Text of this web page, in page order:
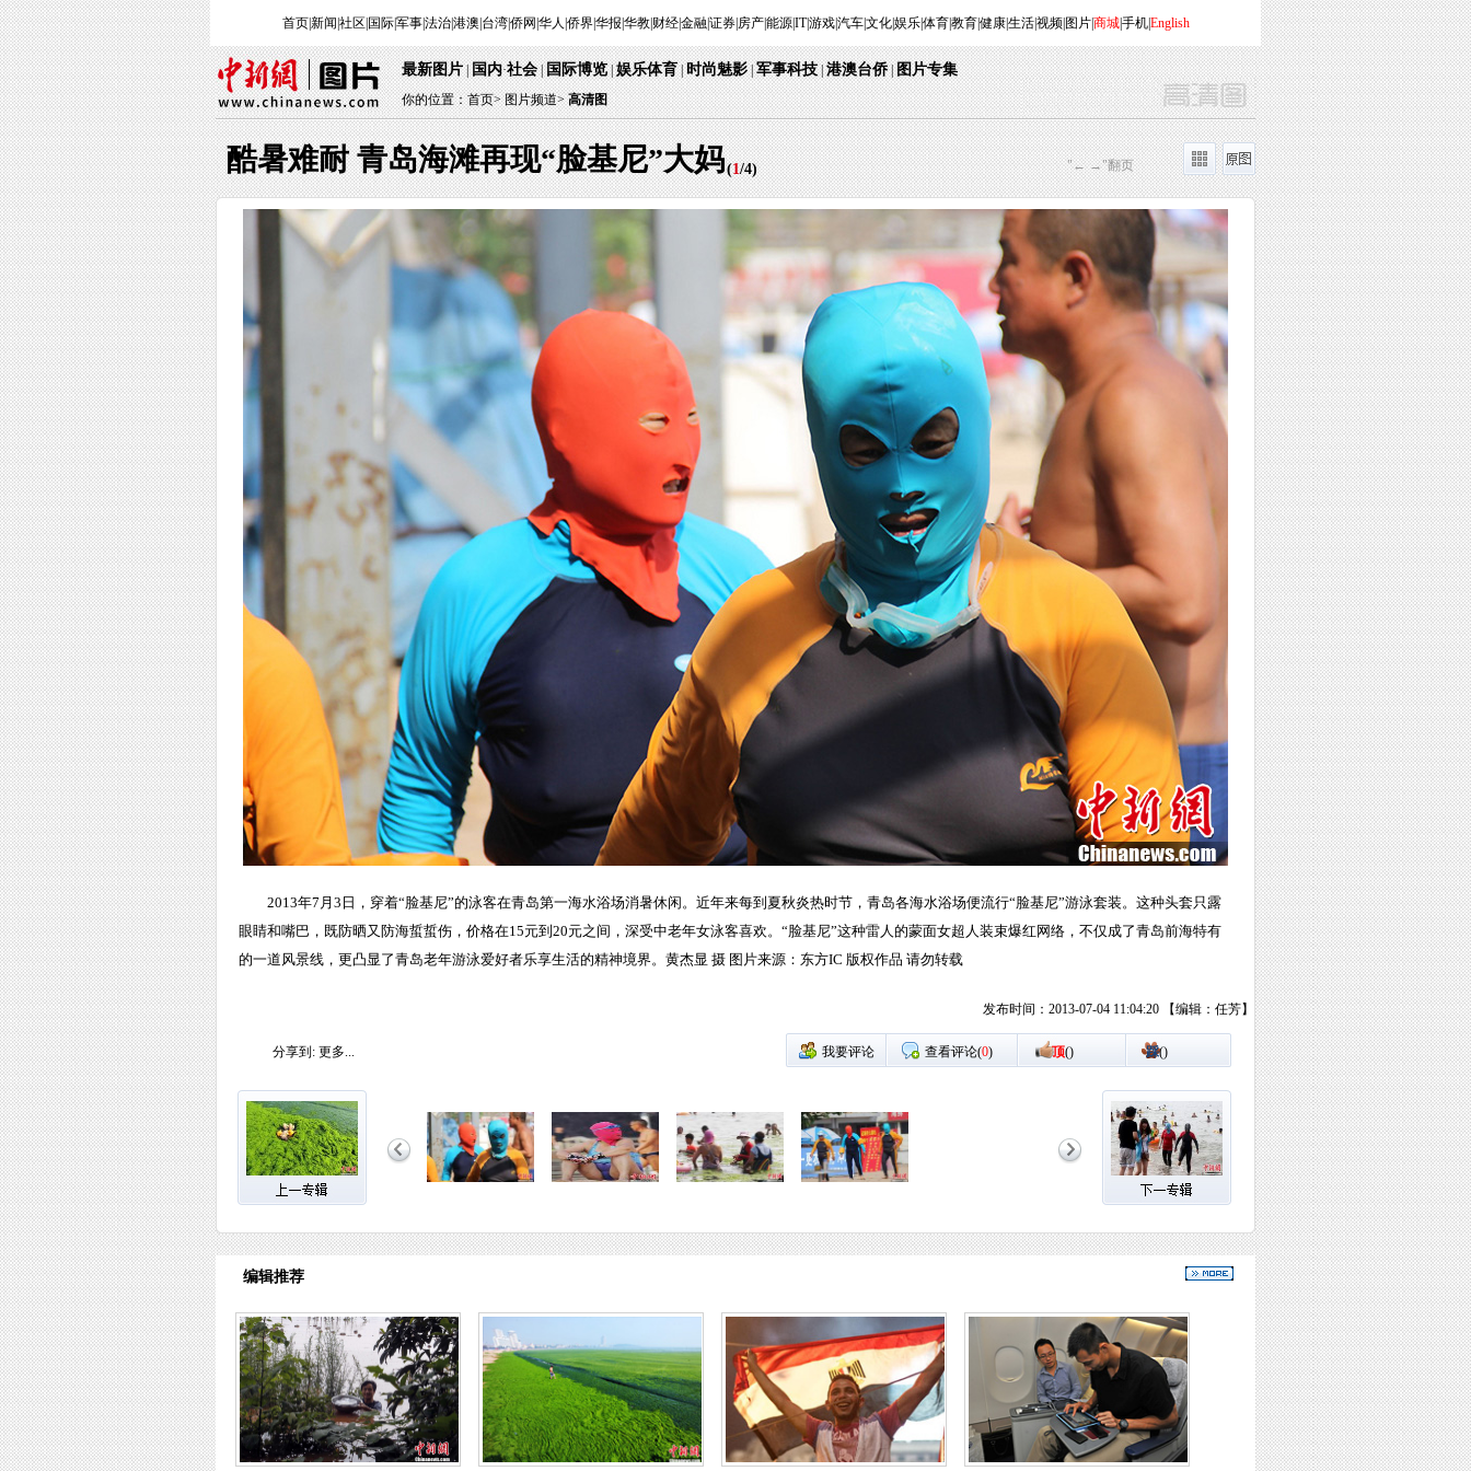
首页|新闻 社区 国际|军事|法治|港澳 台湾|侨网 华人 侨界|华报 华教| 财经|金融|证券| 房产|能源|IT|游戏|汽车|文化|娱乐|体育|教育|健康|生活|视频| 图片|商城|手机|English
最新图片|国内·社会|国际博览|娱乐体育|时尚魅影|军事科技|港澳台侨|图片专集
你的位置：首页>图片频道> 高清图
酷暑难耐 青岛海滩再现“脸基尼”大妈(1/4) "← →"翻页
2013年7月3日，穿着“脸基尼”的泳客在青岛第一海水浴场消暑休闲。近年来每到夏秋炎热时节，青岛各海水浴场便流行“脸基尼”游泳套装。这种头套只露
眼睛和嘴巴，既防晒又防海蜇蜇伤，价格在15元到20元之间，深受中老年女泳客喜欢。“脸基尼”这种雷人的蒙面女超人装束爆红网络，不仅成了青岛前海特有
的一道风景线，更凸显了青岛老年游泳爱好者乐享生活的精神境界。黄杰显 摄 图片来源：东方IC 版权作品 请勿转载
发布时间：2013-07-04 11:04:20 【编辑：任芳】
分享到: 更多... 我要评论 查看评论(0) 顶() 踩()
编辑推荐